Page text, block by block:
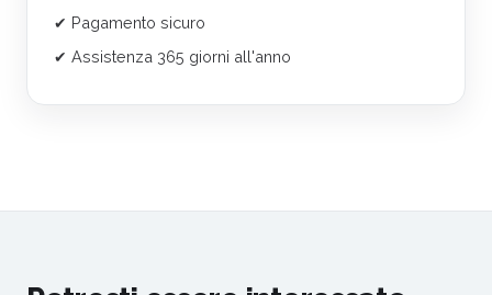
✔ Pagamento sicuro
✔ Assistenza 365 giorni all'anno